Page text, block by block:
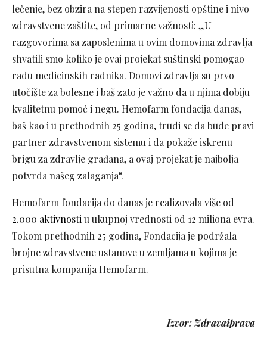
lečenje, bez obzira na stepen razvijenosti opštine i nivo
zdravstvene zaštite, od primarne važnosti: „U
razgovorima sa zaposlenima u ovim domovima zdravlja
shvatili smo koliko je ovaj projekat suštinski pomogao
radu medicinskih radnika. Domovi zdravlja su prvo
utočište za bolesne i baš zato je važno da u njima dobiju
kvalitetnu pomoć i negu. Hemofarm fondacija danas,
baš kao i u prethodnih 25 godina, trudi se da bude pravi
partner zdravstvenom sistemu i da pokaže iskrenu
brigu za zdravlje građana, a ovaj projekat je najbolja
potvrda našeg zalaganja“.
Hemofarm fondacija do danas je realizovala više od
2.000 aktivnosti u ukupnoj vrednosti od 12 miliona evra.
Tokom prethodnih 25 godina, Fondacija je podržala
brojne zdravstvene ustanove u zemljama u kojima je
prisutna kompanija Hemofarm.
Izvor: Zdravaiprava